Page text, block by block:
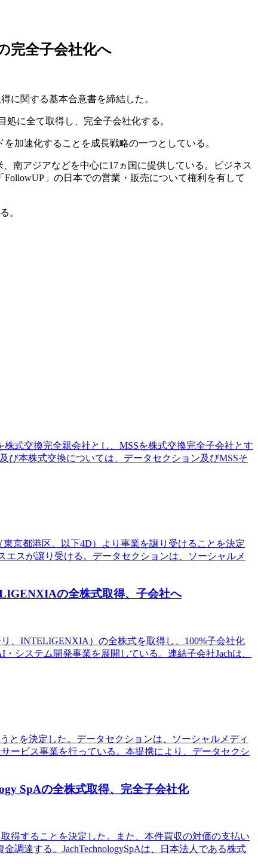
完全子会社化へ
に関する基本合意書を締結した。
処に全て取得し、完全子会社化する。
加速化することを成長戦略の一つとしている。
南アジアなどを中心に17ヵ国に提供している。ビジネス
」の日本での営業・販売について権利を有して
。
式交換完全親会社とし、MSSを株式交換完全子会社とす
び本株式交換については、データセクション及びMSSそ
京都港区、以下4D）より事業を譲り受けることを決定
スが譲り受ける。データセクションは、ソーシャルメ
の全株式取得、子会社へ
、INTELIGENXIA）の全株式を取得し、100%子会社化
システム開発事業を展開している。連結子会社Jachは、
とを決定した。データセクションは、ソーシャルメディ
ービス事業を行っている。本提携により、データセクシ
SpAの全株式取得、完全子会社化
得することを決定した。また、本件買収の対価の支払い
調達する。JachTechnologySpAは、日本法人である株式